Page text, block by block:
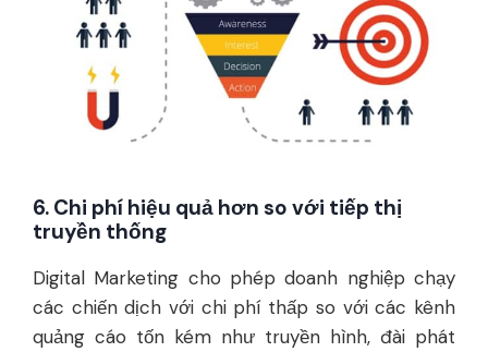
6. Chi phí hiệu quả hơn so với tiếp thị
truyền thống
Digital Marketing cho phép doanh nghiệp chạy
các chiến dịch với chi phí thấp so với các kênh
quảng cáo tốn kém như truyền hình, đài phát